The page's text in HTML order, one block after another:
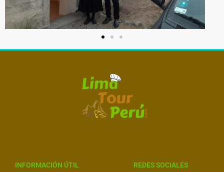
INFORMACIÓN ÚTIL REDES SOCIALES